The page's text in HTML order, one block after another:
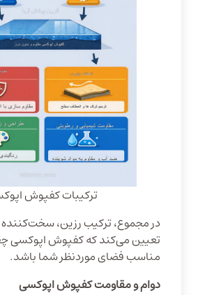
ترکیبات کفپوش
در مجموع، ترکیب رزین، سخت‌کننده
تعیین می‌کند که کفپوش اپوکسی
مناسب فضای موردنظر شما باشد.
دوام و مقاومت کفپوش اپوکسی